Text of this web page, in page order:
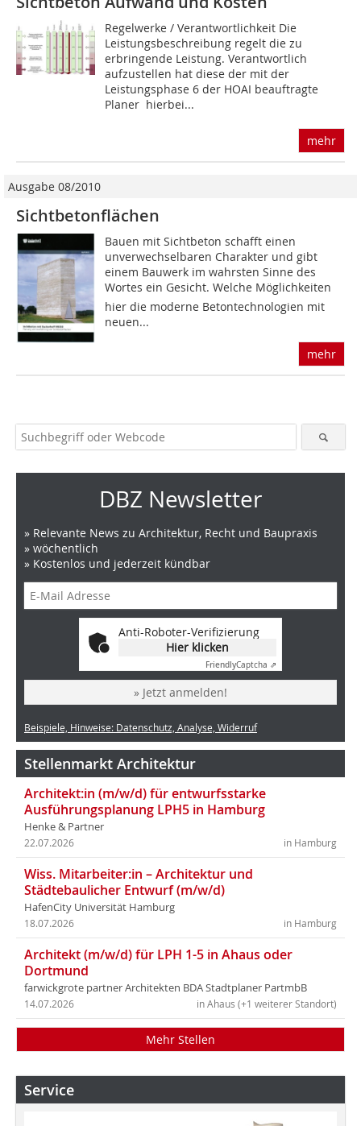
Regelwerke / Verantwortlichkeit Die
Leistungsbeschreibung regelt die zu
erbringende Leistung. Verantwortlich
aufzustellen hat diese der mit der
Leistungsphase 6 der HOAI beauftragte
Planer  hierbei...
mehr
Ausgabe 08/2010
Sichtbetonflächen
Bauen mit Sichtbeton schafft einen
unverwechselbaren Charakter und gibt
einem Bauwerk im wahrsten Sinne des
Wortes ein Gesicht. Welche Möglichkeiten
hier die moderne Betontechnologien mit
neuen...
mehr
DBZ Newsletter
» Relevante News zu Architektur, Recht und Baupraxis
» wöchentlich
» Kostenlos und jederzeit kündbar
Anti-Roboter-Verifizierung
Hier klicken
FriendlyCaptcha ⇗
» Jetzt anmelden!
Beispiele, Hinweise: Datenschutz, Analyse, Widerruf
Stellenmarkt Architektur
Architekt:in (m/w/d) für entwurfsstarke
Ausführungsplanung LPH5 in Hamburg
Henke & Partner
in Hamburg
22.07.2026
Wiss. Mitarbeiter:in – Architektur und
Städtebaulicher Entwurf (m/w/d)
HafenCity Universität Hamburg
in Hamburg
18.07.2026
Architekt (m/w/d) für LPH 1-5 in Ahaus oder
Dortmund
farwickgrote partner Architekten BDA Stadtplaner PartmbB
in Ahaus (+1 weiterer Standort)
14.07.2026
Mehr Stellen
Service